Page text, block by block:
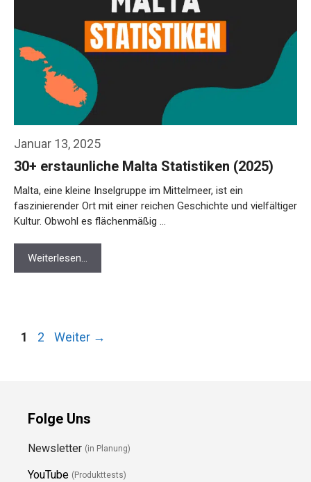
Januar 13, 2025
30+ erstaunliche Malta Statistiken (2025)
Malta, eine kleine Inselgruppe im Mittelmeer, ist ein
faszinierender Ort mit einer reichen Geschichte und vielfältiger
Kultur. Obwohl es flächenmäßig …
Weiterlesen…
Seite
1 Seite
2 Weiter →
Folge Uns
Newsletter (in Planung)
YouTube (Produkttests)